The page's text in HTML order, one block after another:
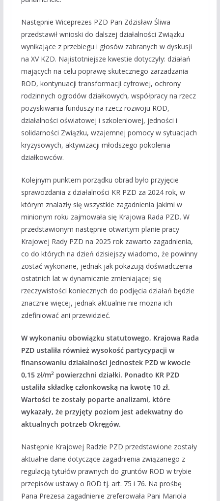
Następnie Wiceprezes PZD Pan Zdzisław Śliwa
przedstawił wnioski do dalszej działalności Związku
wynikające z przebiegu i głosów zabranych w dyskusji
na XV KZD. Najistotniejsze kwestie dotyczyły: działań
mających na celu poprawę skutecznego zarzadzania
ROD, kontynuacji transformacji cyfrowej, ochrony
rodzinnych ogrodów działkowych, współpracy na rzecz
pozyskiwania funduszy na rzecz rozwoju ROD,
działalności oświatowej i szkoleniowej, jedności i
solidarności Związku, wzajemnej pomocy w sytuacjach
kryzysowych, aktywizacji młodszego pokolenia
działkowców.
Kolejnym punktem porządku obrad było przyjęcie
sprawozdania z działalności KR PZD za 2024 rok, w
którym znalazły się wszystkie zagadnienia jakimi w
minionym roku zajmowała się Krajowa Rada PZD. W
przedstawionym następnie otwartym planie pracy
Krajowej Rady PZD na 2025 rok zawarto zagadnienia,
co do których na dzień dzisiejszy wiadomo, że powinny
zostać wykonane, jednak jak pokazują doświadczenia
ostatnich lat w dynamicznie zmieniającej się
rzeczywistości koniecznych do podjęcia działań będzie
znacznie więcej, jednak aktualnie nie można ich
zdefiniować ani przewidzieć.
W wykonaniu obowiązku statutowego, Krajowa Rada
PZD ustaliła również wysokość partycypacji w
finansowaniu działalności jednostek PZD w kwocie
0,15 zł/m2powierzchni działki. Ponadto KR PZD
ustaliła składkę członkowską na kwotę 10 zł.
Wartości te zostały poparte analizami, które
wykazały, że przyjęty poziom jest adekwatny do
aktualnych potrzeb Okręgów.
Następnie Krajowej Radzie PZD przedstawione zostały
aktualne dane dotyczące zagadnienia związanego z
regulacją tytułów prawnych do gruntów ROD w trybie
przepisów ustawy o ROD tj. art. 75 i 76. Na prośbę
Pana Prezesa zagadnienie zreferowała Pani Mariola